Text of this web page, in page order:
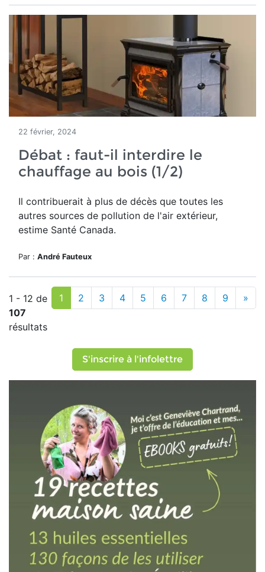
22 février, 2024
Débat : faut-il interdire le
chauffage au bois (1/2)
Il contribuerait à plus de décès que toutes les
autres sources de pollution de l'air extérieur,
estime Santé Canada.
Par : André Fauteux
1 - 12 de
107
résultats
1 2 3 4 5 6 7 8 9 »
S'inscrire à l'infolettre